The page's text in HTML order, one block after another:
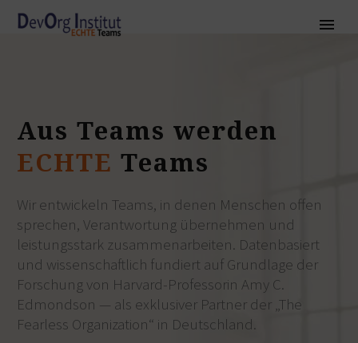
Aus Teams werden
ECHTE Teams
Wir entwickeln Teams, in denen Menschen offen
sprechen, Verantwortung übernehmen und
leistungsstark zusammenarbeiten. Datenbasiert
und wissenschaftlich fundiert auf Grundlage der
Forschung von Harvard-Professorin Amy C.
Edmondson — als exklusiver Partner der „The
Fearless Organization“ in Deutschland.